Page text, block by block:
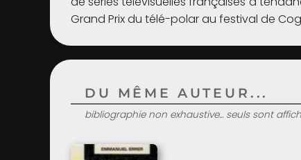
Grand Prix du télé-polar au festival de
DU MÊME AUTEUR...
bibliographie non exhaustive... seuls sont